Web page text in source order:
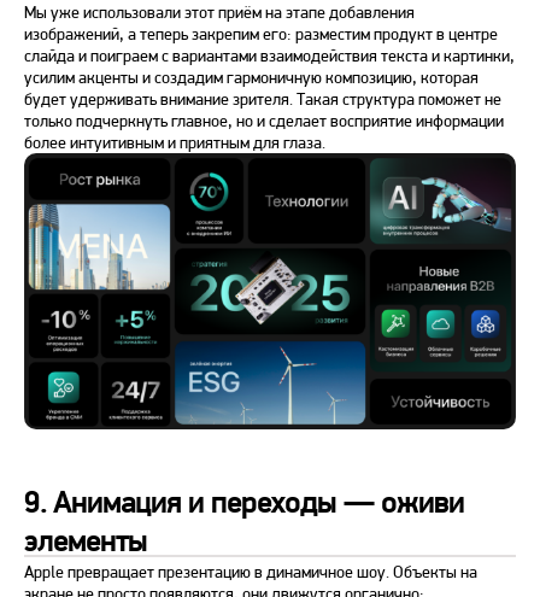
Мы уже использовали этот приём на этапе добавления
изображений, а теперь закрепим его: разместим продукт в центре
слайда и поиграем с вариантами взаимодействия текста и картинки,
усилим акценты и создадим гармоничную композицию, которая
будет удерживать внимание зрителя. Такая структура поможет не
только подчеркнуть главное, но и сделает восприятие информации
более интуитивным и приятным для глаза.
9. Анимация и переходы — оживи
элементы
Apple превращает презентацию в динамичное шоу. Объекты на